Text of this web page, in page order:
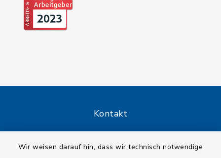
Wir weisen darauf hin, dass wir technisch notwendige
Kontakt